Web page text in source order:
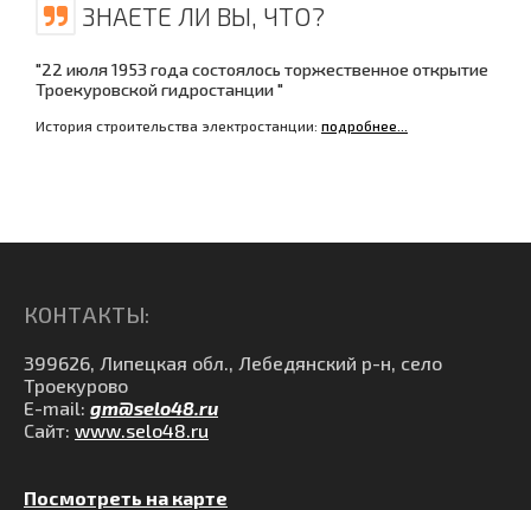
ЗНАЕТЕ ЛИ ВЫ, ЧТО?
"22 июля 1953 года состоялось торжественное открытие
Троекуровской гидростанции "
История строительства электростанции: подробнее...
КОНТАКТЫ:
399626, Липецкая обл., Лебедянский р-н, село
Троекурово
E-mail: gm@selo48.ru
Сайт: www.selo48.ru
Посмотреть на карте